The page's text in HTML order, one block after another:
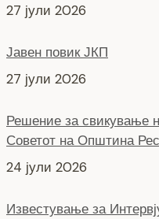
27 јули 2026
Јавен повик ЈКП
27 јули 2026
Решение за свикување
Советот на Општина
24 јули 2026
Известување за